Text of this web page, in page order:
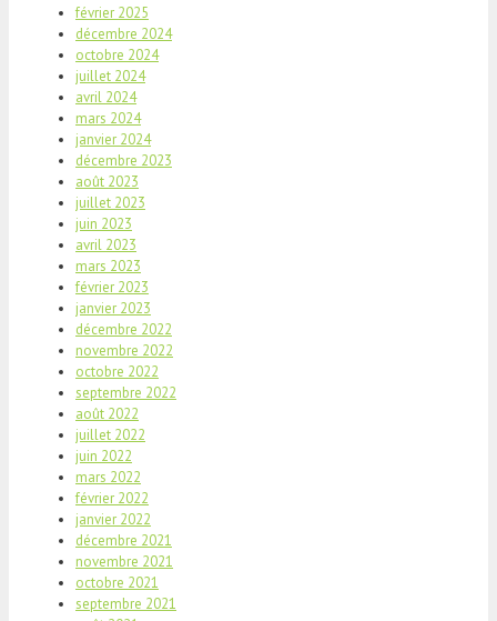
février 2025
décembre 2024
octobre 2024
juillet 2024
avril 2024
mars 2024
janvier 2024
décembre 2023
août 2023
juillet 2023
juin 2023
avril 2023
mars 2023
février 2023
janvier 2023
décembre 2022
novembre 2022
octobre 2022
septembre 2022
août 2022
juillet 2022
juin 2022
mars 2022
février 2022
janvier 2022
décembre 2021
novembre 2021
octobre 2021
septembre 2021